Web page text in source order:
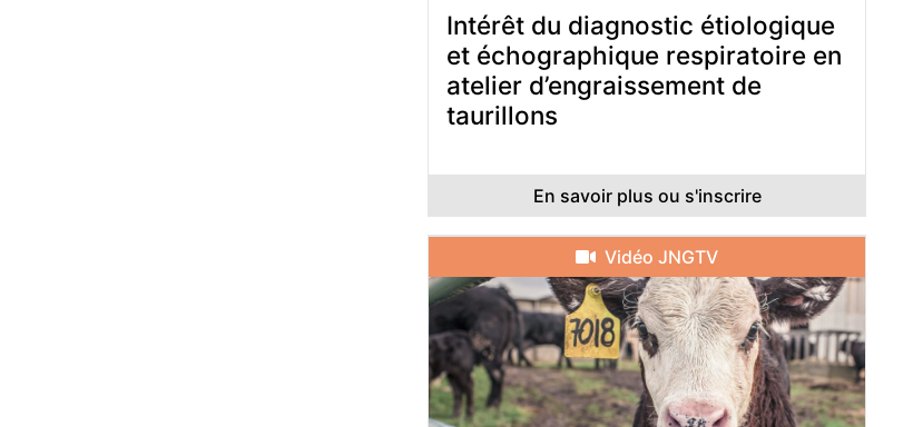
Intérêt du diagnostic étiologique
et échographique respiratoire en
atelier d’engraissement de
taurillons
En savoir plus ou s'inscrire
Vidéo JNGTV